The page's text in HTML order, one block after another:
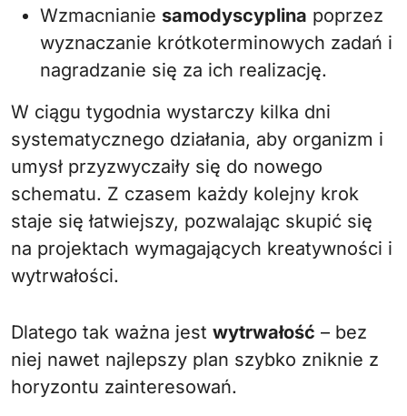
Wzmacnianie samodyscyplina poprzez
wyznaczanie krótkoterminowych zadań i
nagradzanie się za ich realizację.
W ciągu tygodnia wystarczy kilka dni
systematycznego działania, aby organizm i
umysł przyzwyczaiły się do nowego
schematu. Z czasem każdy kolejny krok
staje się łatwiejszy, pozwalając skupić się
na projektach wymagających kreatywności i
wytrwałości.
Dlatego tak ważna jest wytrwałość – bez
niej nawet najlepszy plan szybko zniknie z
horyzontu zainteresowań.